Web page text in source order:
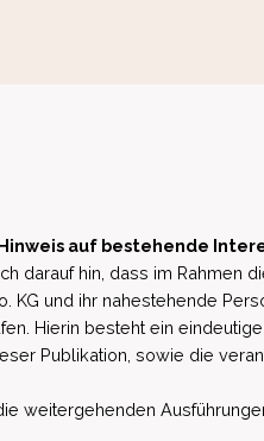
auf bestehende
darauf hin, dass im Rahmen
KG und ihr nahestehende
Hierin besteht ein
Publikation, sowie die
weitergehenden